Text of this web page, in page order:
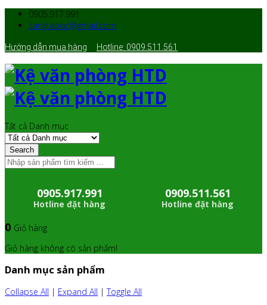
0905.917.991
sangtaoqc@gmail.com
Hướng dẫn mua hàng Hotline: 0909.511.561
Tất cả Danh mục
Search
0905.917.991
Hotline đặt hàng
0909.511.561
Hotline đặt hàng
0 Giỏ hàng
Giỏ hàng không có sản phẩm!
Danh mục sản phẩm
Collapse All | Expand All |Toggle All